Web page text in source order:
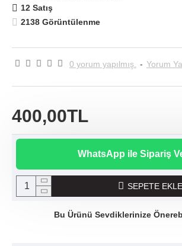
12 Satış
2138 Görüntülenme
0 yorum yapılmış. - Yorum
400,00TL
WhatsApp ile Sipariş
SEPETE EKLE
Bu Ürünü Sevdiklerinize